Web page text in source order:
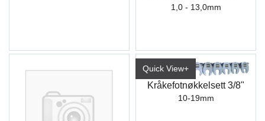
1,0 - 13,0mm
Quick View+
Kråkefotnøkkelsett 3/8"
10-19mm